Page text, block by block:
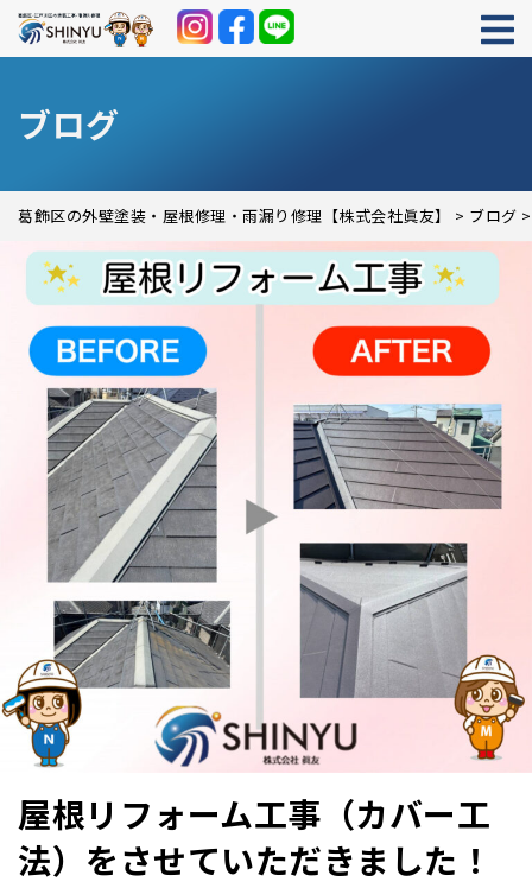
ブログ
葛飾区の外壁塗装・屋根修理・雨漏り修理【株式会社眞友】 > ブログ
屋根リフォーム工事（カバー工
法）をさせていただきました！